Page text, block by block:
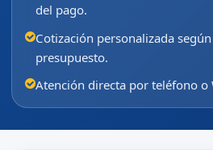
del pago.
Cotización personalizada
presupuesto.
Atención directa por teléfono o